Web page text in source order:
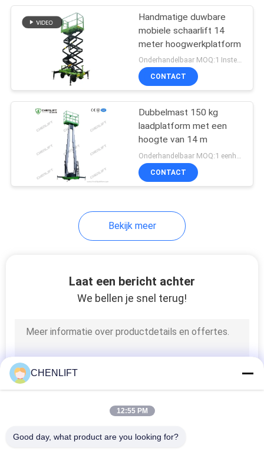
Handmatige duwbare
mobiele schaarlift 14
meter hoogwerkplatform
Onderhandelbaar MOQ:1 Instellen
CONTACT
Dubbelmast 150 kg
laadplatform met een
hoogte van 14 m
Onderhandelbaar MOQ:1 eenheid
CONTACT
Bekijk meer
Laat een bericht achter
We bellen je snel terug!
CHENLIFT
12:55 PM
Good day, what product are you looking for?